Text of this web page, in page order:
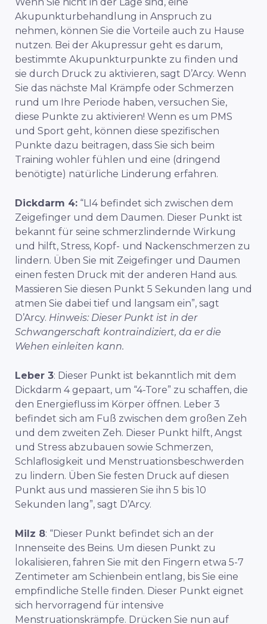
Akupunkturbehandlung in Anspruch zu
nehmen, können Sie die Vorteile auch zu Hause
nutzen. Bei der Akupressur geht es darum,
bestimmte Akupunkturpunkte zu finden und
sie durch Druck zu aktivieren, sagt D’Arcy. Wenn
Sie das nächste Mal Krämpfe oder Schmerzen
rund um Ihre Periode haben, versuchen Sie,
diese Punkte zu aktivieren! Wenn es um PMS
und Sport geht, können diese spezifischen
Punkte dazu beitragen, dass Sie sich beim
Training wohler fühlen und eine (dringend
benötigte) natürliche Linderung erfahren.
Dickdarm 4: “LI4 befindet sich zwischen dem
Zeigefinger und dem Daumen. Dieser Punkt ist
bekannt für seine schmerzlindernde Wirkung
und hilft, Stress, Kopf- und Nackenschmerzen zu
lindern. Üben Sie mit Zeigefinger und Daumen
einen festen Druck mit der anderen Hand aus.
Massieren Sie diesen Punkt 5 Sekunden lang und
atmen Sie dabei tief und langsam ein”, sagt
D’Arcy. Hinweis: Dieser Punkt ist in der
Schwangerschaft kontraindiziert, da er die
Wehen einleiten kann.
Leber 3: Dieser Punkt ist bekanntlich mit dem
Dickdarm 4 gepaart, um “4-Tore” zu schaffen, die
den Energiefluss im Körper öffnen. Leber 3
befindet sich am Fuß zwischen dem großen Zeh
und dem zweiten Zeh. Dieser Punkt hilft, Angst
und Stress abzubauen sowie Schmerzen,
Schlaflosigkeit und Menstruationsbeschwerden
zu lindern. Üben Sie festen Druck auf diesen
Punkt aus und massieren Sie ihn 5 bis 10
Sekunden lang”, sagt D’Arcy.
Milz 8: “Dieser Punkt befindet sich an der
Innenseite des Beins. Um diesen Punkt zu
lokalisieren, fahren Sie mit den Fingern etwa 5-7
Zentimeter am Schienbein entlang, bis Sie eine
empfindliche Stelle finden. Dieser Punkt eignet
sich hervorragend für intensive
Menstruationskrämpfe. Drücken Sie nun auf